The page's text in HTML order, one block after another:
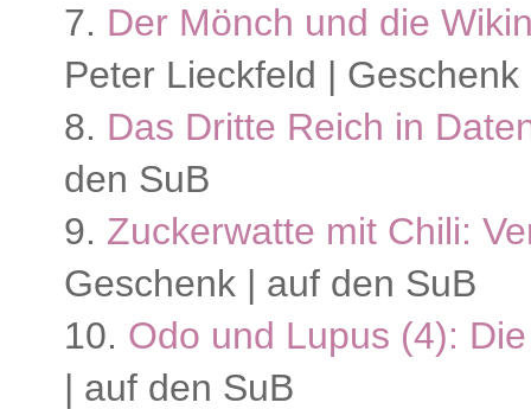
7. Der Mönch und die
Peter Lieckfeld |
8. Das Dritte Reich in
den SuB
9. Zuckerwatte mit Chili:
Geschenk | auf den SuB
10. Odo und Lupus (4):
| auf den SuB